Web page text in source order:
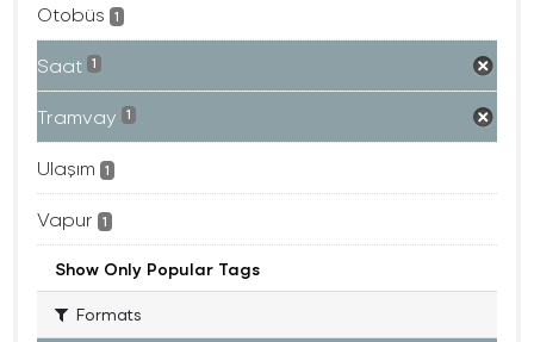
Otobüs 1
Saat 1
Tramvay 1
Ulaşım 1
Vapur 1
Show Only Popular Tags
Formats